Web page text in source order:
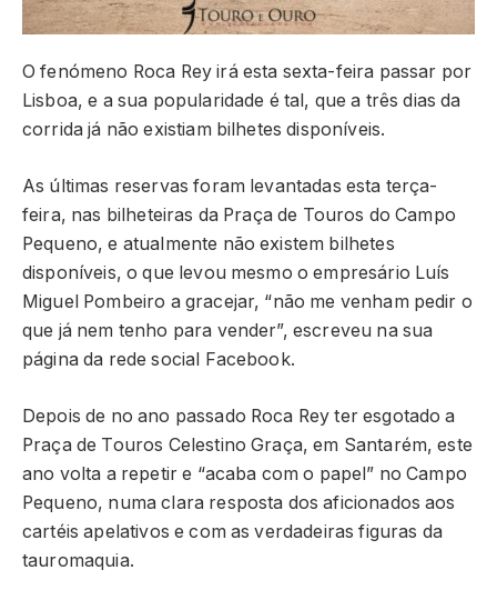
O fenómeno Roca Rey irá esta sexta-feira passar por
Lisboa, e a sua popularidade é tal, que a três dias da
corrida já não existiam bilhetes disponíveis.
As últimas reservas foram levantadas esta terça-
feira, nas bilheteiras da Praça de Touros do Campo
Pequeno, e atualmente não existem bilhetes
disponíveis, o que levou mesmo o empresário Luís
Miguel Pombeiro a gracejar, “não me venham pedir o
que já nem tenho para vender”, escreveu na sua
página da rede social Facebook.
Depois de no ano passado Roca Rey ter esgotado a
Praça de Touros Celestino Graça, em Santarém, este
ano volta a repetir e “acaba com o papel” no Campo
Pequeno, numa clara resposta dos aficionados aos
cartéis apelativos e com as verdadeiras figuras da
tauromaquia.